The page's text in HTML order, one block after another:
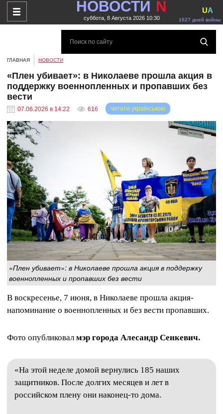
НОВОСТИ N
суббота, 8 Августа 2026 10:30 1627 дней войны
UA
ГЛАВНАЯ НОВОСТИ
«Плен убивает»: в Николаеве прошла акция в
поддержку военнопленных и пропавших без
вести
07.06.2026 в 14:22 616 читати українською
«Плен убивает»: в Николаеве прошла акция в поддержку
военнопленных и пропавших без вести
В воскресенье, 7 июня, в Николаеве прошла акция-
напоминание о военнопленных и без вести пропавших.
Фото опубликовал мэр города Алесандр Сенкевич.
«На этой неделе домой вернулись 185 наших
защитников. После долгих месяцев и лет в
российском плену они наконец-то дома.